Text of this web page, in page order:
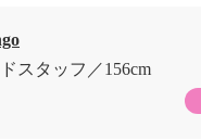
スタッフ
156cm